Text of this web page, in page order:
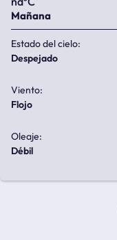
Mañana
Estado del cielo:
despejado
Viento:
flojo
Oleaje:
débil